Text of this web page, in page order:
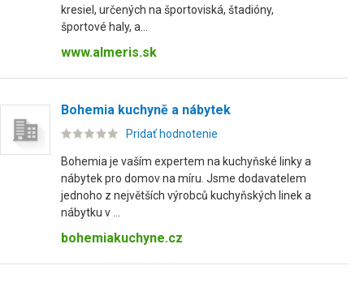
kresiel, určených na športoviská, štadióny,
športové haly, a...
www.almeris.sk
Bohemia kuchyně a nábytek
Pridať hodnotenie
Bohemia je vaším expertem na kuchyňské linky a
nábytek pro domov na míru. Jsme dodavatelem
jednoho z největších výrobců kuchyňských linek a
nábytku v ...
bohemiakuchyne.cz